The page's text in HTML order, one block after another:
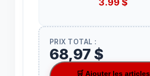
PRIX TOTAL :
68,97 $
🛒 Ajouter les articles